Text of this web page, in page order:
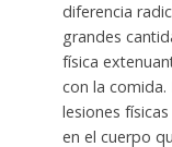
diferencia
grandes
física
con la
lesiones
en el cuerpo